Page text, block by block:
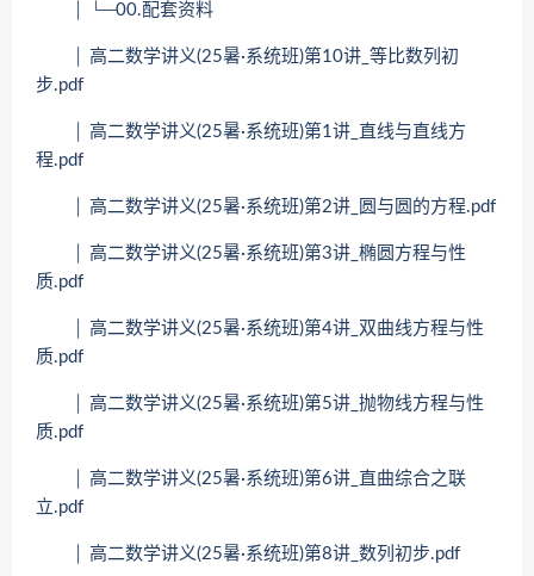
│ └─00.配套资料
│ 高二数学讲义(25暑·系统班)第10讲_等比数列初
步.pdf
│ 高二数学讲义(25暑·系统班)第1讲_直线与直线方
程.pdf
│ 高二数学讲义(25暑·系统班)第2讲_圆与圆的方程.pdf
│ 高二数学讲义(25暑·系统班)第3讲_椭圆方程与性
质.pdf
│ 高二数学讲义(25暑·系统班)第4讲_双曲线方程与性
质.pdf
│ 高二数学讲义(25暑·系统班)第5讲_抛物线方程与性
质.pdf
│ 高二数学讲义(25暑·系统班)第6讲_直曲综合之联
立.pdf
│ 高二数学讲义(25暑·系统班)第8讲_数列初步.pdf